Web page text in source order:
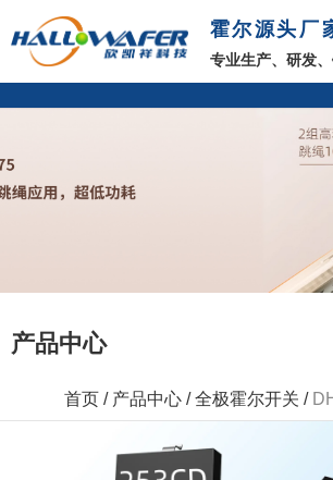
霍尔源头厂
专业生产、研发
产品中心
首页 / 产品中心 /全极霍尔开关 /